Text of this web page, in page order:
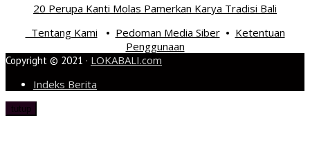
20 Perupa Kanti Molas Pamerkan Karya Tradisi Bali
Tentang Kami • Pedoman Media Siber• Ketentuan
Penggunaan
Copyright © 2021 · LOKABALI.com
Indeks Berita
tutup